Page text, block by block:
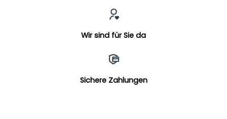
Wir sind für Sie da
Sichere Zahlungen